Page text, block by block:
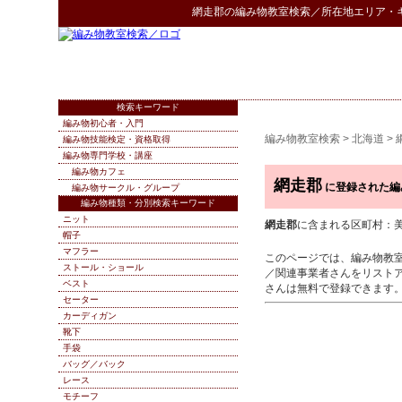
網走郡の編み物教室検索／所在地エリア・
編み物教室検索 > 北海道 >
網走郡 に登録された
網走郡に含まれる区町村：
このページでは、編み物教
／関連事業者さんをリスト
さんは無料で登録できます
検索キーワード
編み物初心者・入門
編み物技能検定・資格取得
編み物専門学校・講座
編み物カフェ
編み物サークル・グループ
編み物種類・分別検索キーワード
ニット
帽子
マフラー
ストール・ショール
ベスト
セーター
カーディガン
靴下
手袋
バッグ／バック
レース
モチーフ